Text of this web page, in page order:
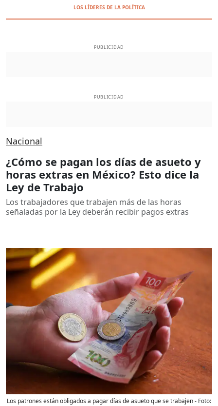
LOS LÍDERES DE LA POLÍTICA
PUBLICIDAD
PUBLICIDAD
Nacional
¿Cómo se pagan los días de asueto y
horas extras en México? Esto dice la
Ley de Trabajo
Los trabajadores que trabajen más de las horas
señaladas por la Ley deberán recibir pagos extras
Los patrones están obligados a pagar días de asueto que se trabajen- Foto: